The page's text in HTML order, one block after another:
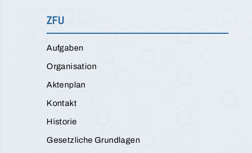
ZFU
Aufgaben
Organisation
Aktenplan
Kontakt
Historie
Gesetzliche Grundlagen